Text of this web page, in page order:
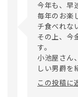
今年も、早
毎年のお楽
チ食べれな
その上、今
す。
小池屋さん
この投稿に